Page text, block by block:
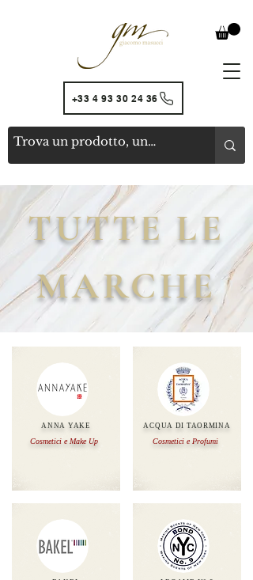
+33 4 93 30 24 36
TUTTE LE
MARCHE
ANNA YAKE
Cosmetici e Make Up
ACQUA DI TAORMINA
Cosmetici e Profumi